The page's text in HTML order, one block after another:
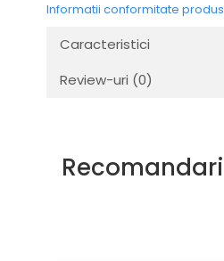
Informatii conformitate produs
Caracteristici
Review-uri (0)
Recomandari